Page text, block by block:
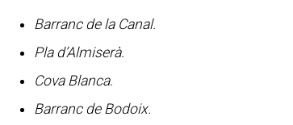
Barranc de la Canal.
Pla d’Almiserà.
Cova Blanca.
Barranc de Bodoix.